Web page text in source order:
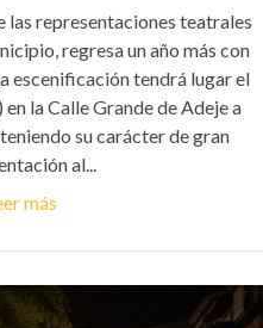
las representaciones teatrales
regresa un año más con
escenificación tendrá lugar el
la Calle Grande de Adeje a
su carácter de gran
al...
más